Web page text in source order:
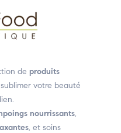
de produits
votre beauté
nourrissants,
, et soins